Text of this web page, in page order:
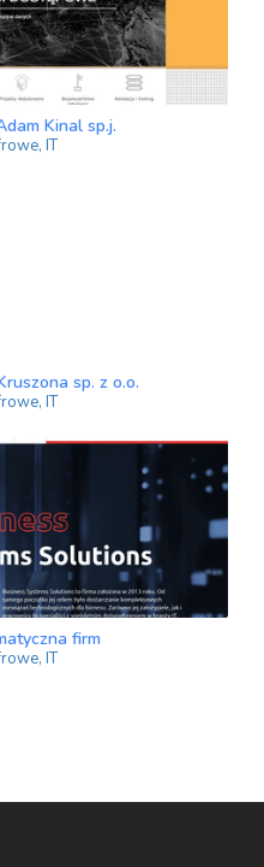
Kinal sp.j.
IT
sp. z o.o.
IT
firm
IT